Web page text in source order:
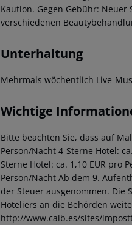
Kaution. Gegen Gebühr: Neuer
verschiedenen
Unterhaltung
Mehrmals wöchentlich Live-
Wichtige
Bitte beachten Sie, dass auf
Person/Nacht 4-Sterne Hotel:
Sterne Hotel: ca. 1,10 EUR pro
Person/Nacht Ab dem 9.
der Steuer ausgenommen.
Hoteliers an die Behörden
http://www.caib.es/sites/